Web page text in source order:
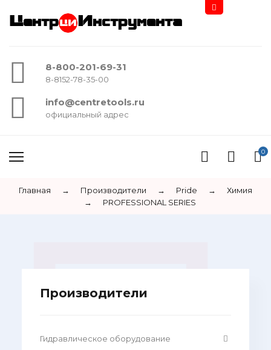
Центр Инструмента
8-800-201-69-31
8-8152-78-35-00
info@centretools.ru
официальный адрес
0
Главная → Производители → Pride →
Химия
→
PROFESSIONAL SERIES
Производители
Гидравлическое оборудование